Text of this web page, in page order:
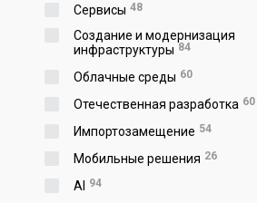
Сервисы 48
Создание и модернизация
инфраструктуры 84
Облачные среды 60
Отечественная разработка 60
Импортозамещение 54
Мобильные решения 26
AI 94